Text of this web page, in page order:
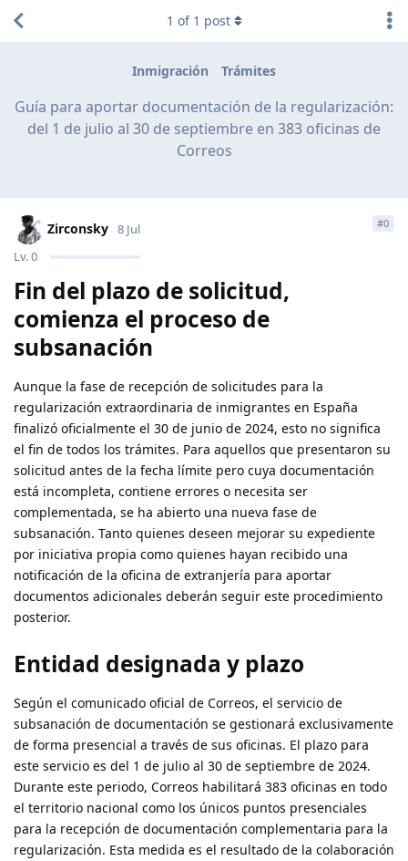
Inmigración Trámites
Guía para aportar documentación de la regularización:
del 1 de julio al 30 de septiembre en 383 oficinas de
Correos
1 of 1 post
Zirconsky
Lv.0
8 Jul #0
Fin del plazo de solicitud,
comienza el proceso de
subsanación
Aunque la fase de recepción de solicitudes para la
regularización extraordinaria de inmigrantes en España
finalizó oficialmente el 30 de junio de 2024, esto no significa
el fin de todos los trámites. Para aquellos que presentaron su
solicitud antes de la fecha límite pero cuya documentación
está incompleta, contiene errores o necesita ser
complementada, se ha abierto una nueva fase de
subsanación. Tanto quienes deseen mejorar su expediente
por iniciativa propia como quienes hayan recibido una
notificación de la oficina de extranjería para aportar
documentos adicionales deberán seguir este procedimiento
posterior.
Entidad designada y plazo
Según el comunicado oficial de Correos, el servicio de
subsanación de documentación se gestionará exclusivamente
de forma presencial a través de sus oficinas. El plazo para
este servicio es del 1 de julio al 30 de septiembre de 2024.
Durante este periodo, Correos habilitará 383 oficinas en todo
el territorio nacional como los únicos puntos presenciales
para la recepción de documentación complementaria para la
regularización. Esta medida es el resultado de la colaboración